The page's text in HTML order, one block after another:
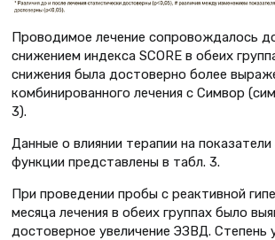
Проводимое лечение сопровождалось
снижением индекса SCORE в обеих
снижения была достоверно более
комбинированного лечения с Симвор
3).
Данные о влиянии терапии на
функции представлены в табл. 3.
При проведении пробы с реактивной
месяца лечения в обеих группах было
достоверное увеличение ЭЗВД. Cтепень